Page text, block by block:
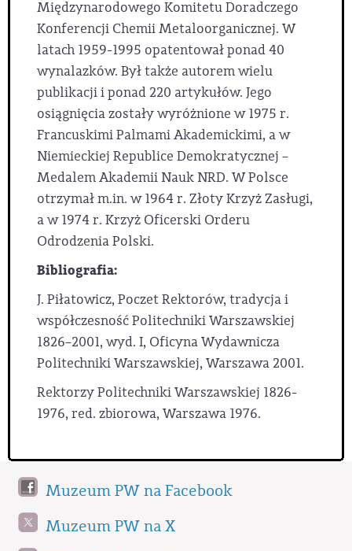
Międzynarodowego Komitetu Doradczego
Konferencji Chemii Metaloorganicznej. W
latach 1959-1995 opatentował ponad 40
wynalazków. Był także autorem wielu
publikacji i ponad 220 artykułów. Jego
osiągnięcia zostały wyróżnione w 1975 r.
Francuskimi Palmami Akademickimi, a w
Niemieckiej Republice Demokratycznej –
Medalem Akademii Nauk NRD. W Polsce
otrzymał m.in. w 1964 r. Złoty Krzyż Zasługi,
a w 1974 r. Krzyż Oficerski Orderu
Odrodzenia Polski.
Bibliografia:
J. Piłatowicz, Poczet Rektorów, tradycja i
współczesność Politechniki Warszawskiej
1826–2001, wyd. I, Oficyna Wydawnicza
Politechniki Warszawskiej, Warszawa 2001.
Rektorzy Politechniki Warszawskiej 1826-
1976, red. zbiorowa, Warszawa 1976.
Muzeum PW na Facebook
Muzeum PW na X